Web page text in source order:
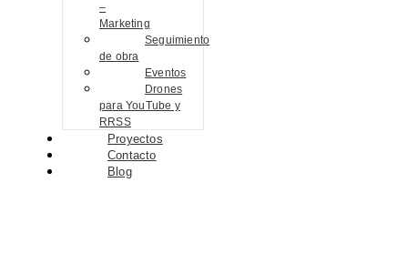
–
Marketing
Seguimiento
de obra
Eventos
Drones
para YouTube y
RRSS
Proyectos
Contacto
Blog